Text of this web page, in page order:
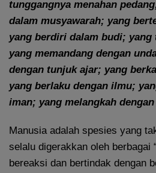
tunggangnya menahan
dalam musyawarah; yang
yang berdiri dalam budi; yang
yang memandang dengan
dengan tunjuk ajar; yang
yang berlaku dengan ilmu;
iman; yang melangkah
Manusia adalah spesies yang
selalu digerakkan oleh berbagai
bereaksi dan bertindak dengan